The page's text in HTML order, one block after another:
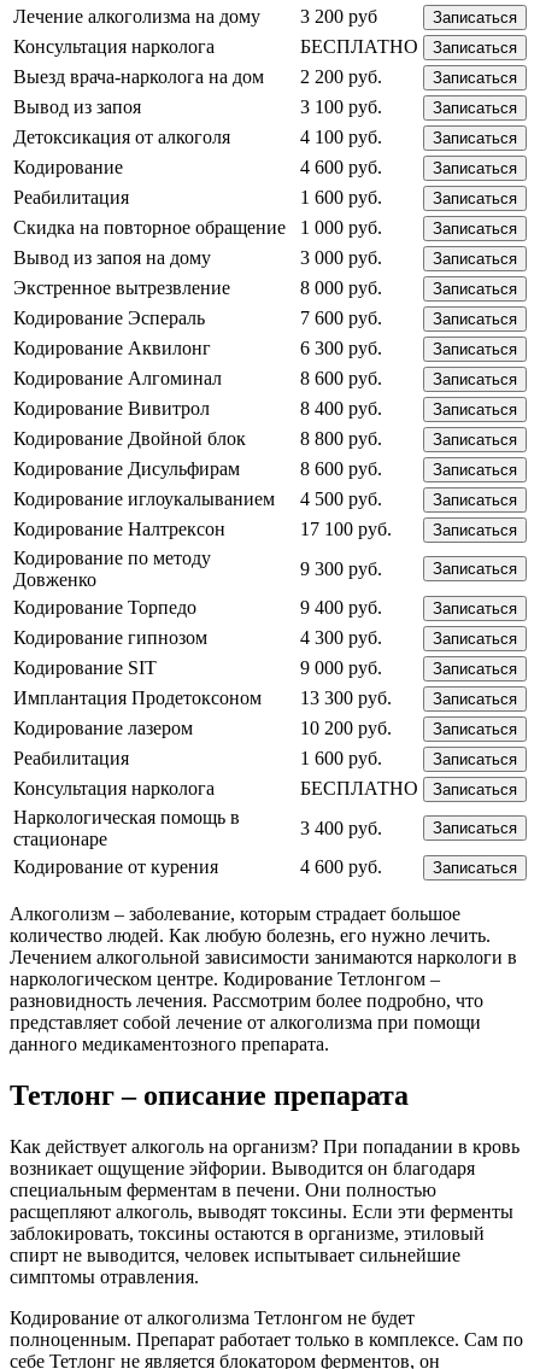
Лечение алкоголизма на дому
3 200 руб Записаться
Консультация нарколога БЕСПЛАТНО Записаться
Выезд врача-нарколога на дом 2 200 руб. Записаться
Вывод из запоя 3 100 руб. Записаться
Детоксикация от алкоголя 4 100 руб. Записаться
Кодирование 4 600 руб. Записаться
Реабилитация 1 600 руб. Записаться
Скидка на повторное обращение 1 000 руб. Записаться
Вывод из запоя на дому 3 000 руб. Записаться
Экстренное вытрезвление 8 000 руб. Записаться
Кодирование Эспераль 7 600 руб. Записаться
Кодирование Аквилонг 6 300 руб. Записаться
Кодирование Алгоминал 8 600 руб. Записаться
Кодирование Вивитрол 8 400 руб. Записаться
Кодирование Двойной блок 8 800 руб. Записаться
Кодирование Дисульфирам 8 600 руб. Записаться
Кодирование иглоукалыванием 4 500 руб. Записаться
Кодирование Налтрексон 17 100 руб. Записаться
Кодирование по методу
Довженко
9 300 руб. Записаться
Кодирование Торпедо 9 400 руб. Записаться
Кодирование гипнозом 4 300 руб. Записаться
Кодирование SIT 9 000 руб. Записаться
Имплантация Продетоксоном 13 300 руб. Записаться
Кодирование лазером 10 200 руб. Записаться
Реабилитация 1 600 руб. Записаться
Консультация нарколога БЕСПЛАТНО Записаться
Наркологическая помощь в
стационаре
3 400 руб. Записаться
Кодирование от курения 4 600 руб. Записаться
Алкоголизм – заболевание, которым страдает большое
количество людей. Как любую болезнь, его нужно лечить.
Лечением алкогольной зависимости занимаются наркологи в
наркологическом центре. Кодирование Тетлонгом –
разновидность лечения. Рассмотрим более подробно, что
представляет собой лечение от алкоголизма при помощи
данного медикаментозного препарата.
Тетлонг – описание препарата
Как действует алкоголь на организм? При попадании в кровь
возникает ощущение эйфории. Выводится он благодаря
специальным ферментам в печени. Они полностью
расщепляют алкоголь, выводят токсины. Если эти ферменты
заблокировать, токсины остаются в организме, этиловый
спирт не выводится, человек испытывает сильнейшие
симптомы отравления.
Кодирование от алкоголизма Тетлонгом не будет
полноценным. Препарат работает только в комплексе. Сам по
себе Тетлонг не является блокатором ферментов, он